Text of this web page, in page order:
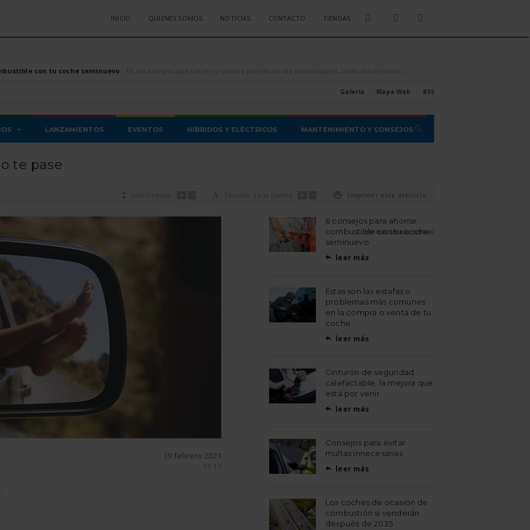
INICIO QUIENES SOMOS NOTICIAS CONTACTO TIENDAS
con tu coche seminuevo En los tiempos que corren y con los precios de los combustibles, tanto diésel como gasolina, disparados por los aires, es conveniente intentar ahorrar todo el combustible que se pueda, [...]
Galería Mapa Web RSS
LANZAMIENTOS EVENTOS HÍBRIDOS Y ELÉCTRICOS MANTENIMIENTO Y CONSEJOS
te pase
19 febrero 2021
13:17
Ver más últimas noticias
6 consejos para ahorrar
combustible con tu coche
seminuevo
 leer más
Estas son las estafas o
problemas más comunes
en la compra o venta de tu
coche
 leer más
Cinturón de seguridad
calefactable, la mejora que
está por venir
 leer más
Consejos para evitar
multas innecesarias
 leer más
Los coches de ocasión de
combustión sí venderán
después de 2035